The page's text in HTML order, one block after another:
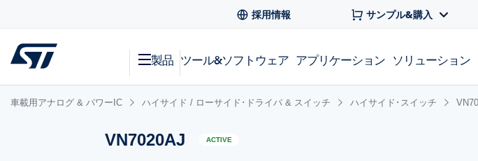
採用情報 サンプル&購入
製品 ツール&ソフトウェア アプリケーション ソリューション
車載用アナログ & パワーIC ハイサイド / ローサイド･ドライバ & スイッチ ハイサイド･スイッチ
VN7020AJ ACTIVE